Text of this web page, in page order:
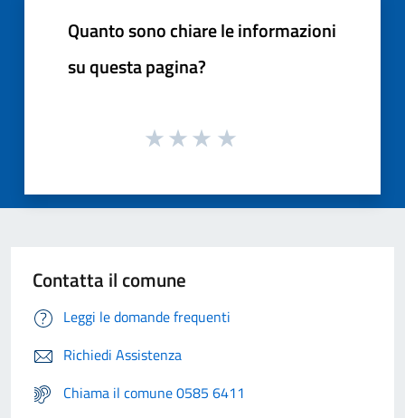
Quanto sono chiare le informazioni
su questa pagina?
Contatta il comune
Leggi le domande frequenti
Richiedi Assistenza
Chiama il comune 0585 6411